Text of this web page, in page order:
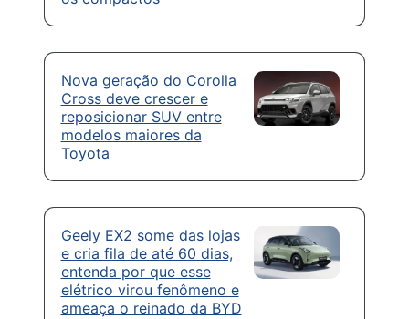
Nova geração do Corolla
Cross deve crescer e
reposicionar SUV entre
modelos maiores da
Toyota
Geely EX2 some das lojas
e cria fila de até 60 dias,
entenda por que esse
elétrico virou fenômeno e
ameaça o reinado da BYD